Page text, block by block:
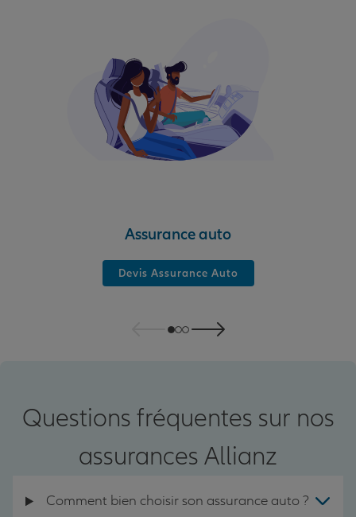
Assurance auto
Devis Assurance Auto
Questions fréquentes sur nos
assurances Allianz
Comment bien choisir son assurance auto ?